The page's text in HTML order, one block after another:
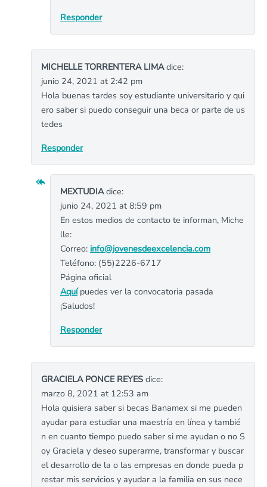
Responder
MICHELLE TORRENTERA LIMAdice:
junio 24, 2021 at 2:42 pm
Hola buenas tardes soy estudiante universitario y qui
ero saber si puedo conseguir una beca or parte de us
tedes
Responder
MEXTUDIAdice:
junio 24, 2021 at 8:59 pm
En estos medios de contacto te informan, Miche
lle:
Correo: info@jovenesdeexcelencia.com
Teléfono: (55)2226-6717
Página oficial
Aquípuedes ver la convocatoria pasada
¡Saludos!
Responder
GRACIELA PONCE REYES dice:
marzo 8, 2021 at 12:53 am
Hola quisiera saber si becas Banamex si me pueden
ayudar para estudiar una maestría en línea y tambié
n en cuanto tiempo puedo saber si me ayudan o no S
oy Graciela y deseo superarme, transformar y buscar
el desarrollo de la o las empresas en donde pueda p
restar mis servicios y ayudar a la familia en sus nece